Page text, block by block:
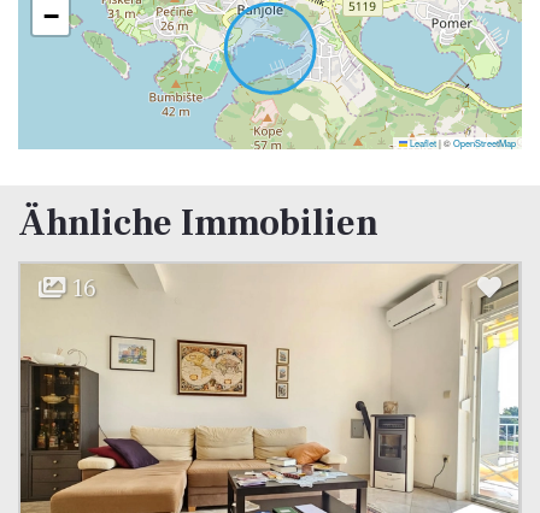
−
Leaflet|©OpenStreetMap
Ähnliche Immobilien
13